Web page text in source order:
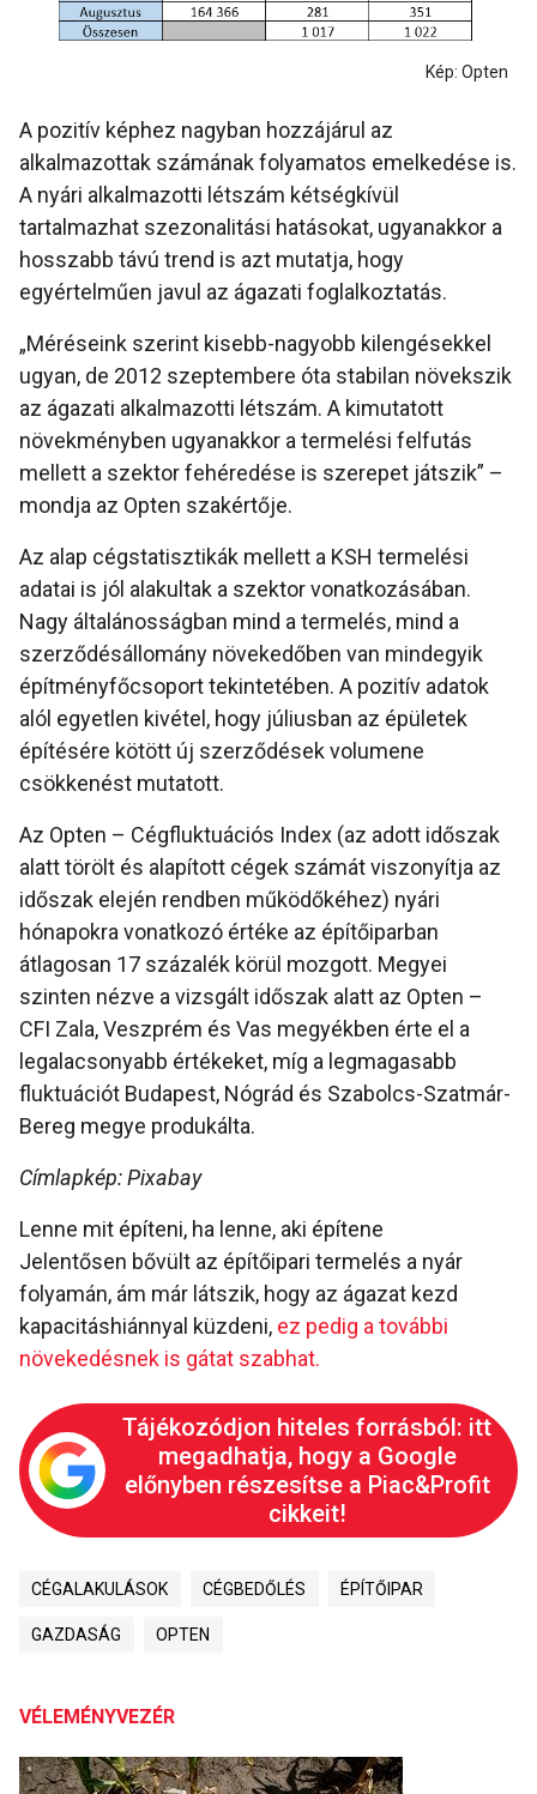
Kép: Opten
A pozitív képhez nagyban hozzájárul az
alkalmazottak számának folyamatos emelkedése is.
A nyári alkalmazotti létszám kétségkívül
tartalmazhat szezonalitási hatásokat, ugyanakkor a
hosszabb távú trend is azt mutatja, hogy
egyértelműen javul az ágazati foglalkoztatás.
„Méréseink szerint kisebb-nagyobb kilengésekkel
ugyan, de 2012 szeptembere óta stabilan növekszik
az ágazati alkalmazotti létszám. A kimutatott
növekményben ugyanakkor a termelési felfutás
mellett a szektor fehéredése is szerepet játszik” –
mondja az Opten szakértője.
Az alap cégstatisztikák mellett a KSH termelési
adatai is jól alakultak a szektor vonatkozásában.
Nagy általánosságban mind a termelés, mind a
szerződésállomány növekedőben van mindegyik
építményfőcsoport tekintetében. A pozitív adatok
alól egyetlen kivétel, hogy júliusban az épületek
építésére kötött új szerződések volumene
csökkenést mutatott.
Az Opten – Cégfluktuációs Index (az adott időszak
alatt törölt és alapított cégek számát viszonyítja az
időszak elején rendben működőkéhez) nyári
hónapokra vonatkozó értéke az építőiparban
átlagosan 17 százalék körül mozgott. Megyei
szinten nézve a vizsgált időszak alatt az Opten –
CFI Zala, Veszprém és Vas megyékben érte el a
legalacsonyabb értékeket, míg a legmagasabb
fluktuációt Budapest, Nógrád és Szabolcs-Szatmár-
Bereg megye produkálta.
Címlapkép: Pixabay
Lenne mit építeni, ha lenne, aki építene
Jelentősen bővült az építőipari termelés a nyár
folyamán, ám már látszik, hogy az ágazat kezd
kapacitáshiánnyal küzdeni, ez pedig a további
növekedésnek is gátat szabhat.
Tájékozódjon hiteles forrásból: itt
megadhatja, hogy a Google
előnyben részesítse a Piac&Profit
cikkeit!
CÉGALAKULÁSOK CÉGBEDŐLÉS ÉPÍTŐIPAR
GAZDASÁG OPTEN
VÉLEMÉNYVEZÉR